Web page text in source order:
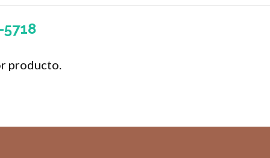
5718
producto.